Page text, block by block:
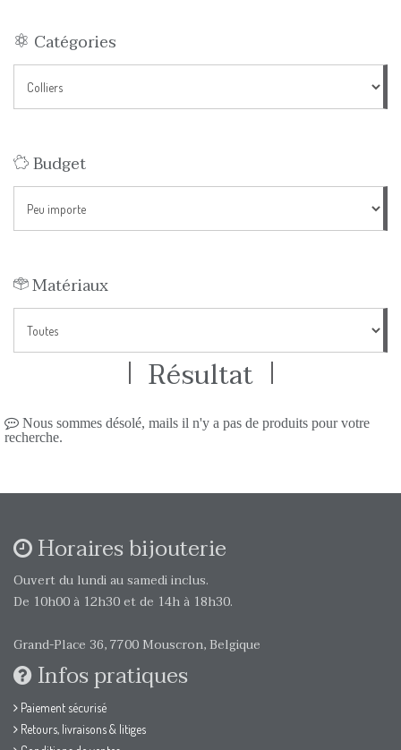
Catégories
Budget
Matériaux
Résultat
Nous sommes désolé, mails il n'y a pas de produits pour votre
recherche.
Horaires bijouterie
Ouvert du lundi au samedi inclus.
De 10h00 à 12h30 et de 14h à 18h30.
Grand-Place 36, 7700 Mouscron, Belgique
Infos pratiques
Paiement sécurisé
Retours, livraisons & litiges